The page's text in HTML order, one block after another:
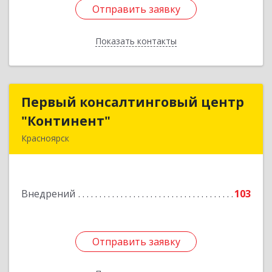
Отправить заявку
Показать контакты
Отправить заявку
Назад
Первый консалтинговый центр
"Континент"
Красноярск
Внедрений 103
Отправить заявку
Первый консалтинговый центр
Подробнее
Отправить заявку